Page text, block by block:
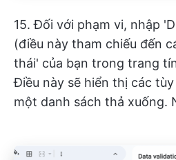
15. Đối với phạm vi, nhập
(điều này tham chiếu đến
thái' của bạn trong trang
Điều này sẽ hiển thị các
một danh sách thả xuống.